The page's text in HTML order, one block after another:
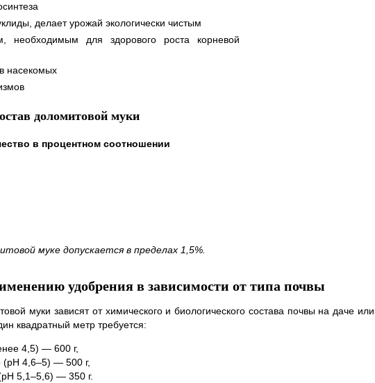
делает урожай экологически чистым
необходимым для здорового роста корневой
насекомых
доломитовой муки
в процентном соотношении
муке допускается в пределах 1,5%.
удобрения в зависимости от типа почвы
муки зависят от химического и биологического состава почвы на даче или
квадратный метр требуется:
4,5) — 600 г,
(pH 4,6–5) — 500 г,
5,1–5,6) — 350 г.